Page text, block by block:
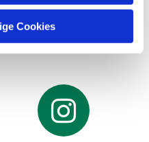
Cookies